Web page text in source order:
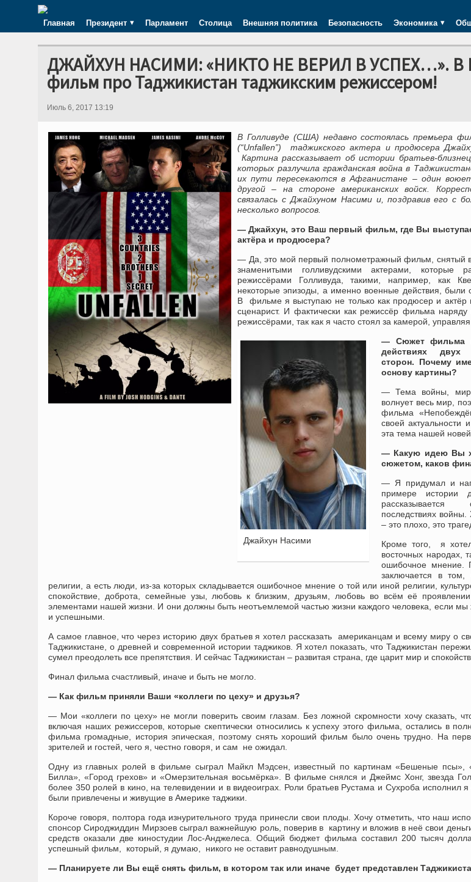
Главная Президент Парламент Столица Внешняя политика Безопасность Экономика
ДЖАЙХУН НАСИМИ: «НИКТО НЕ ВЕРИЛ В УСПЕХ…». В
фильм про Таджикистан таджикским режиссером!
Июль 6, 2017 13:19
В Голливуде (США) недавно состоялась премьера
(“Unfallen”) таджикского актера и продюсера
Картина рассказывает об истории братьев-
которых разлучила гражданская война в
их пути пересекаются в Афганистане – один
другой – на стороне американских войск.
связалась с Джайхуном Насими и, поздравив его с
несколько вопросов.
— Джайхун, это Ваш первый фильм, где Вы
актёра и продюсера?
— Да, это мой первый полнометражный фильм, снятый
знаменитыми голливудскими актерами, которые
режиссёрами Голливуда, такими, например, как
некоторые эпизоды, а именно военные действия, были
В фильме я выступаю не только как продюсер и актёр
сценарист. И фактически как режиссёр фильма
режиссёрами, так как я часто стоял за камерой,
Джайхун Насими
— Сюжет фильма
действиях двух
сторон. Почему
основу картины?
— Тема войны,
волнует весь мир,
фильма
своей актуальности
эта тема нашей
— Какую идею Вы
сюжетом, каков
— Я придумал и
примере истории
рассказывается
последствиях войны.
– это плохо, это
Кроме того, я
восточных народах,
ошибочное мнение.
заключается в том,
религии, а есть люди, из-за которых складывается ошибочное мнение о той или иной религии,
спокойствие, доброта, семейные узы, любовь к близким, друзьям, любовь во всём её
элементами нашей жизни. И они должны быть неотъемлемой частью жизни каждого человека, если мы
и успешными.
А самое главное, что через историю двух братьев я хотел рассказать американцам и всему миру о
Таджикистане, о древней и современной истории таджиков. Я хотел показать, что Таджикистан
сумел преодолеть все препятствия. И сейчас Таджикистан – развитая страна, где царит мир и
Финал фильма счастливый, иначе и быть не могло.
— Как фильм приняли Ваши «коллеги по цеху» и друзья?
— Мои «коллеги по цеху» не могли поверить своим глазам. Без ложной скромности хочу сказать,
включая наших режиссеров, которые скептически относились к успеху этого фильма, остались в
фильма громадные, история эпическая, поэтому снять хороший фильм было очень трудно. На
зрителей и гостей, чего я, честно говоря, и сам не ожидал.
Одну из главных ролей в фильме сыграл Майкл Мэдсен, известный по картинам «Бешеные псы»,
Билла», «Город грехов» и «Омерзительная восьмёрка». В фильме снялся и Джеймс Хонг, звезда
более 350 ролей в кино, на телевидении и в видеоиграх. Роли братьев Рустама и Сухроба исполнил
были привлечены и живущие в Америке таджики.
Короче говоря, полтора года изнурительного труда принесли свои плоды. Хочу отметить, что наш
спонсор Сироджиддин Мирзоев сыграл важнейшую роль, поверив в картину и вложив в неё свои
средств оказали две киностудии Лос-Анджелеса. Общий бюджет фильма составил 200 тысяч
успешный фильм, который, я думаю, никого не оставит равнодушным.
— Планируете ли Вы ещё снять фильм, в котором так или иначе будет представлен